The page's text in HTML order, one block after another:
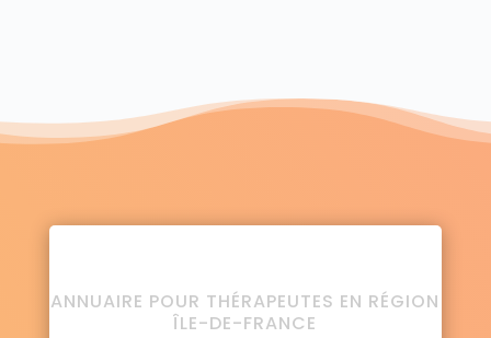
ANNUAIRE POUR THÉRAPEUTES EN RÉGION
ÎLE-DE-FRANCE